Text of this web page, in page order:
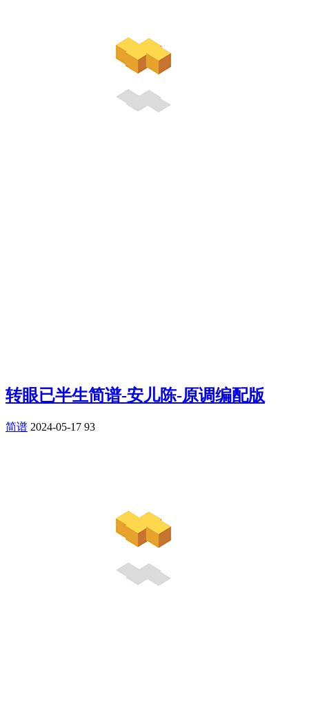
转眼已半生简谱-安儿陈-原调编配版
简谱 2024-05-17 93